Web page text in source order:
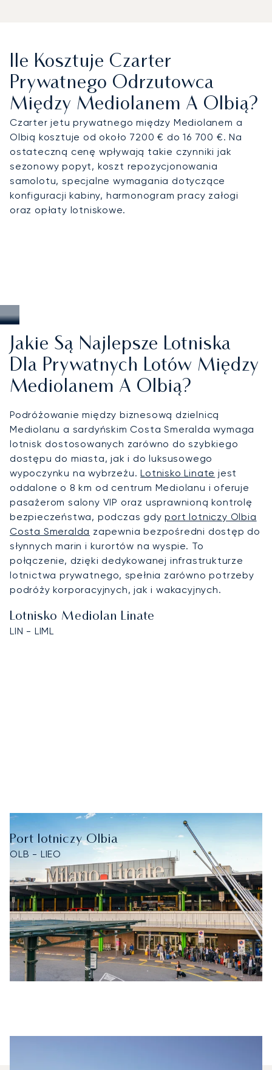
Ile Kosztuje Czarter
Prywatnego Odrzutowca
Między Mediolanem A Olbią?
Czarter jetu prywatnego między Mediolanem a
Olbią kosztuje od około 7200 € do 16 700 €. Na
ostateczną cenę wpływają takie czynniki jak
sezonowy popyt, koszt repozycjonowania
samolotu, specjalne wymagania dotyczące
konfiguracji kabiny, harmonogram pracy załogi
oraz opłaty lotniskowe.
Jakie Są Najlepsze Lotniska
Dla Prywatnych Lotów Między
Mediolanem A Olbią?
Podróżowanie między biznesową dzielnicą
Mediolanu a sardyńskim Costa Smeralda wymaga
lotnisk dostosowanych zarówno do szybkiego
dostępu do miasta, jak i do luksusowego
wypoczynku na wybrzeżu.Lotnisko Linate jest
oddalone o 8 km od centrum Mediolanu i oferuje
pasażerom salony VIP oraz usprawnioną kontrolę
bezpieczeństwa, podczas gdyport lotniczy Olbia
Costa Smeralda zapewnia bezpośredni dostęp do
słynnych marin i kurortów na wyspie. To
połączenie, dzięki dedykowanej infrastrukturze
lotnictwa prywatnego, spełnia zarówno potrzeby
podróży korporacyjnych, jak i wakacyjnych.
Lotnisko Mediolan Linate
LIN - LIML
Port lotniczy Olbia
OLB - LIEO